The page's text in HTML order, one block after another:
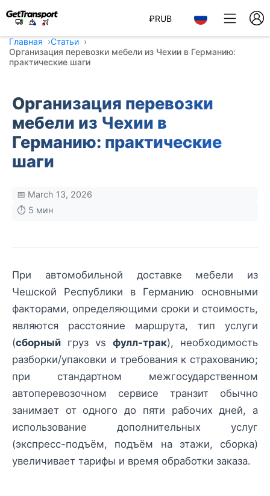
₽RUB
Главная
Статьи
Организация перевозки мебели из Чехии в Германию:
практические шаги
Организация перевозки
мебели из Чехии в
Германию: практические
шаги
📅 March 13, 2026
⏱️ 5 мин
При автомобильной доставке мебели из
Чешской Республики в Германию основными
факторами, определяющими сроки и стоимость,
являются расстояние маршрута, тип услуги
(сборный груз vs фулл-трак), необходимость
разборки/упаковки и требования к страхованию;
при стандартном межгосударственном
автоперевозочном сервисе транзит обычно
занимает от одного до пяти рабочих дней, а
использование дополнительных услуг
(экспресс-подъём, подъём на этажи, сборка)
увеличивает тарифы и время обработки заказа.